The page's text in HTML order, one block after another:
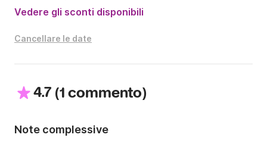
Vedere gli sconti disponibili
Cancellare le date
4.7 (1 commento)
Note complessive